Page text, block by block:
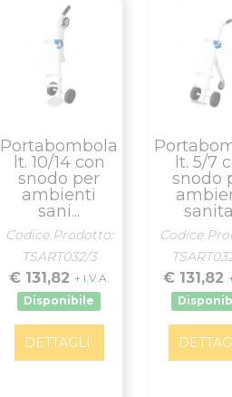
Portabombola
lt. 10/14 con
snodo per
ambienti
sani...
Codice Prodotto:
TSART032/3
€ 131,82 + I.V.A.
Disponibile
DETTAGLI
lt. 5/7
snodo
Codice
€ 131,82